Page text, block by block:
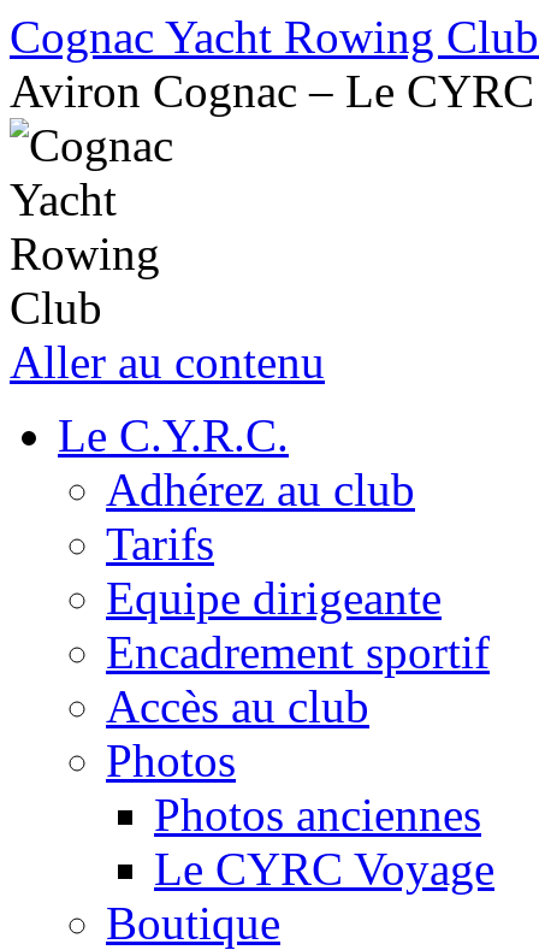
Cognac Yacht Rowing Club
Aviron Cognac – Le CYRC
Aller au contenu
Le C.Y.R.C.
Adhérez au club
Tarifs
Equipe dirigeante
Encadrement sportif
Accès au club
Photos
Photos anciennes
Le CYRC Voyage
Boutique